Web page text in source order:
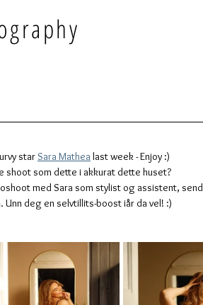
star Sara Mathea last week - Enjoy :)
som dette i akkurat dette huset?
med Sara som stylist og assistent, send
deg en selvtillits-boost iår da vel! :)